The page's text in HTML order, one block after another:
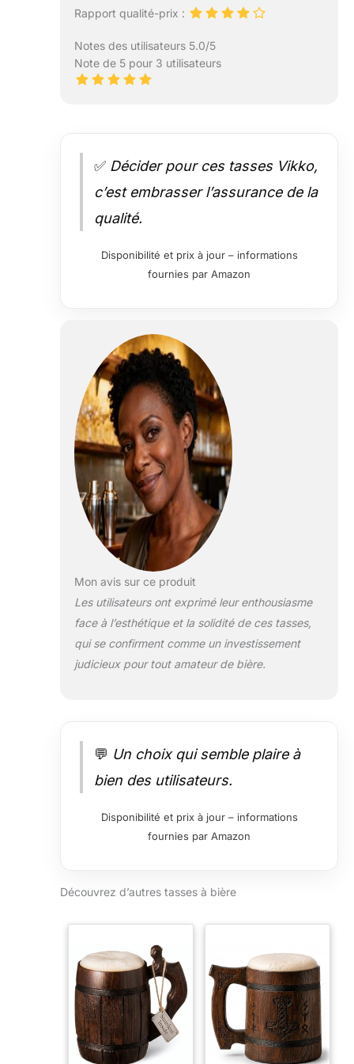
Rapport qualité-prix :
Notes des utilisateurs 5.0/5
Note de 5 pour 3 utilisateurs
✅ Décider pour ces tasses Vikko,
c’est embrasser l’assurance de la
qualité.
Disponibilité et prix à jour – informations
fournies par Amazon
Mon avis sur ce produit
Les utilisateurs ont exprimé leur enthousiasme
face à l’esthétique et la solidité de ces tasses,
qui se confirment comme un investissement
judicieux pour tout amateur de bière.
💬 Un choix qui semble plaire à
bien des utilisateurs.
Disponibilité et prix à jour – informations
fournies par Amazon
Découvrez d’autres tasses à bière